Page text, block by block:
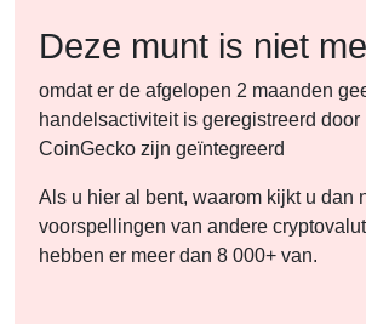
Deze munt is niet
omdat er de afgelopen 2 maanden
handelsactiviteit is geregistreerd
CoinGecko zijn geïntegreerd
Als u hier al bent, waarom kijkt u dan
voorspellingen van andere
hebben er meer dan 8 000+ van.